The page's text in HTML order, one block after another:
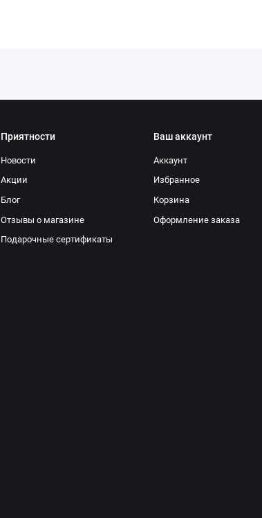
Приятности
Новости
Акции
Блог
Отзывы о магазине
Подарочные сертификаты
Ваш аккаунт
Аккаунт
Избранное
Корзина
Оформление заказа